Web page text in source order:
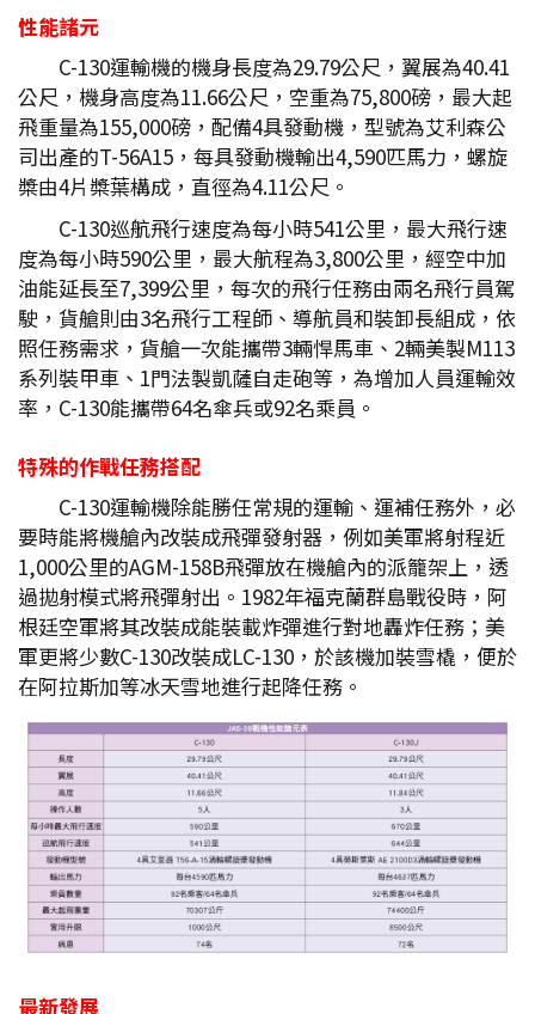
性能諸元
C-130運輸機的機身長度為29.79公尺，翼展為40.41
公尺，機身高度為11.66公尺，空重為75,800磅，最大起
飛重量為155,000磅，配備4具發動機，型號為艾利森公
司出產的T-56A15，每具發動機輸出4,590匹馬力，螺旋
槳由4片槳葉構成，直徑為4.11公尺。
C-130巡航飛行速度為每小時541公里，最大飛行速
度為每小時590公里，最大航程為3,800公里，經空中加
油能延長至7,399公里，每次的飛行任務由兩名飛行員駕
駛，貨艙則由3名飛行工程師、導航員和裝卸長組成，依
照任務需求，貨艙一次能攜帶3輛悍馬車、2輛美製M113
系列裝甲車、1門法製凱薩自走砲等，為增加人員運輸效
率，C-130能攜帶64名傘兵或92名乘員。
特殊的作戰任務搭配
C-130運輸機除能勝任常規的運輸、運補任務外，必
要時能將機艙內改裝成飛彈發射器，例如美軍將射程近
1,000公里的AGM-158B飛彈放在機艙內的派籠架上，透
過拋射模式將飛彈射出。1982年福克蘭群島戰役時，阿
根廷空軍將其改裝成能裝載炸彈進行對地轟炸任務；美
軍更將少數C-130改裝成LC-130，於該機加裝雪橇，便於
在阿拉斯加等冰天雪地進行起降任務。
最新發展